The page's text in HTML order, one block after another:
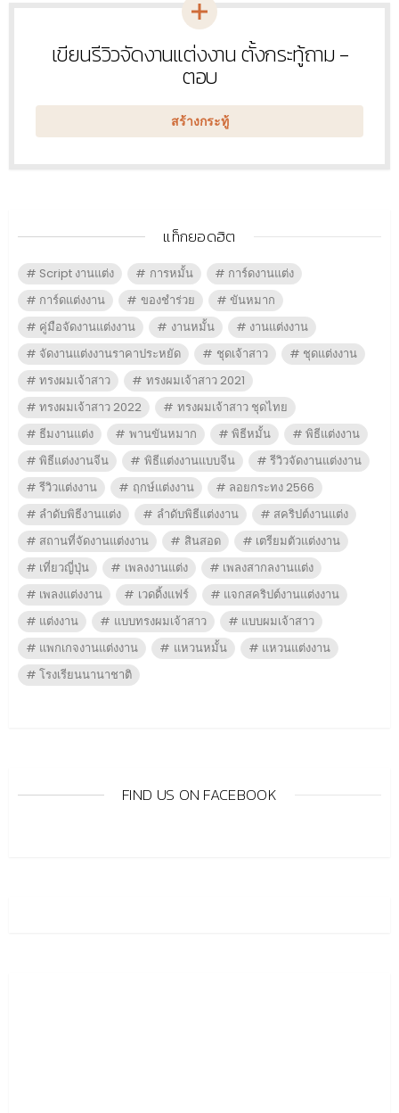
หัวข้อ
เขียนรีวิวจัดงานแต่งงาน ตั้งกระทู้ถาม -
ตอบ
สร้างกระทู้
แท็กยอดฮิต
Script งานแต่ง การหมั้น
การ์ดงานแต่ง
การ์ดแต่งงาน
ของชำร่วย
ขันหมาก
คู่มือจัดงานแต่งงาน
งานหมั้น
งานแต่งงาน
จัดงานแต่งงานราคาประหยัด
ชุดเจ้าสาว
ชุดแต่งงาน
ทรงผมเจ้าสาว
ทรงผมเจ้าสาว 2021
ทรงผมเจ้าสาว 2022
ทรงผมเจ้าสาว ชุดไทย
ธีมงานแต่ง
พานขันหมาก พิธีหมั้น
พิธีแต่งงาน
พิธีแต่งงานจีน
พิธีแต่งงานแบบจีน
รีวิวจัดงานแต่งงาน
รีวิวแต่งงาน
ฤกษ์แต่งงาน
ลอยกระทง 2566
ลำดับพิธีงานแต่ง
ลำดับพิธีแต่งงาน
สคริปต์งานแต่ง
สถานที่จัดงานแต่งงาน
สินสอด
เตรียมตัวแต่งงาน
เที่ยวญี่ปุ่น
เพลงงานแต่ง
เพลงสากลงานแต่ง
เพลงแต่งงาน
เวดดิ้งแฟร์
แจกสคริปต์งานแต่งงาน
แต่งงาน
แบบทรงผมเจ้าสาว
แบบผมเจ้าสาว
แพกเกจงานแต่งงาน
แหวนหมั้น
แหวนแต่งงาน
โรงเรียนนานาชาติ
FIND US ON FACEBOOK